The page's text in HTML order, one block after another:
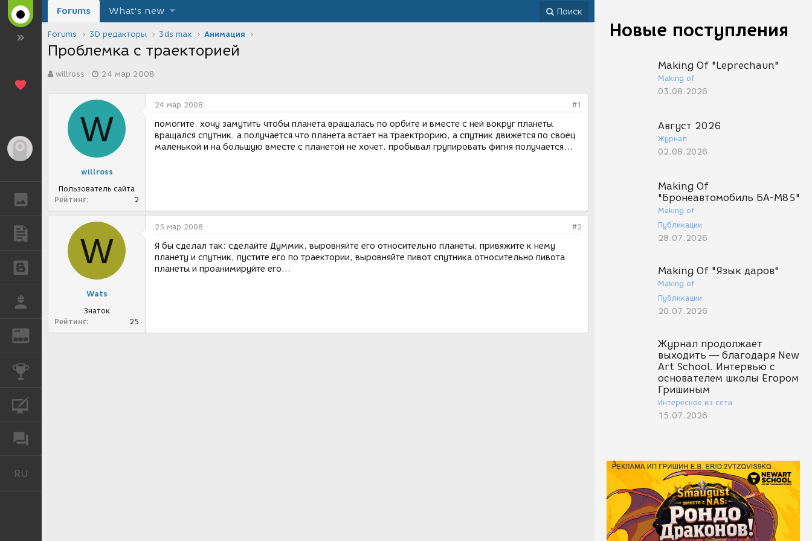
ГАЛЕРЕЯ
ПУБЛИКАЦИИ
БЛОГИ
REN ЖУРНАЛ
RU
Новые поступления
Making Of "Leprechaun"
Making of
03.08.2026
Август 2026
Журнал
02.08.2026
Making Of
"Бронеавтомобиль БА-М85"
Making of
Публикации
28.07.2026
Making Of "Язык даров"
Making of
Публикации
20.07.2026
Журнал продолжает
выходить — благодаря New
Art School. Интервью с
основателем школы Егором
Гришиным
Интересное из сети
15.07.2026
Forums What's new Поиск
Forums 3D редакторы 3ds max Анимация
Проблемка с траекторией
в
willross
а
а
з
д
и
я
24 мар 2008
W
willross
Пользователь сайта
Рейтинг
2
24 мар 2008 #1
помогите. хочу замутить чтобы планета вращалась по орбите и вместе с ней вокруг планеты
вращался спутник. а получается что планета встает на траектрорию, а спутник движется по своец
маленькой и на большую вместе с планетой не хочет. пробывал групировать фигня получается...
W
Wats
Знаток
Рейтинг
25
25 мар 2008 #2
Я бы сделал так: сделайте Думмик, выровняйте его относительно планеты, привяжите к нему
планету и спутник, пустите его по траектории, выровняйте пивот спутника относительно пивота
планеты и проанимируйте его...